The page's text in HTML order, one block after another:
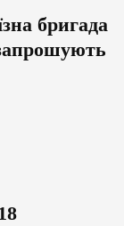
бригада